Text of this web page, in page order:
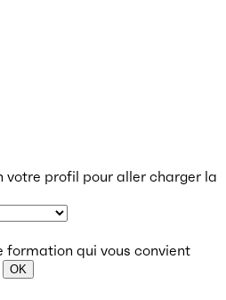
votre profil pour aller charger la
formation qui vous convient
OK